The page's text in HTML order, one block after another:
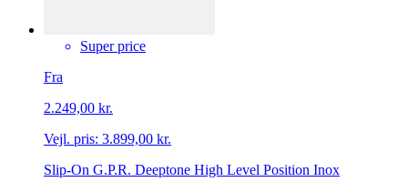
Super price
Fra
2.249,00 kr.
Vejl. pris: 3.899,00 kr.
Slip-On G.P.R. Deeptone High Level Position Inox